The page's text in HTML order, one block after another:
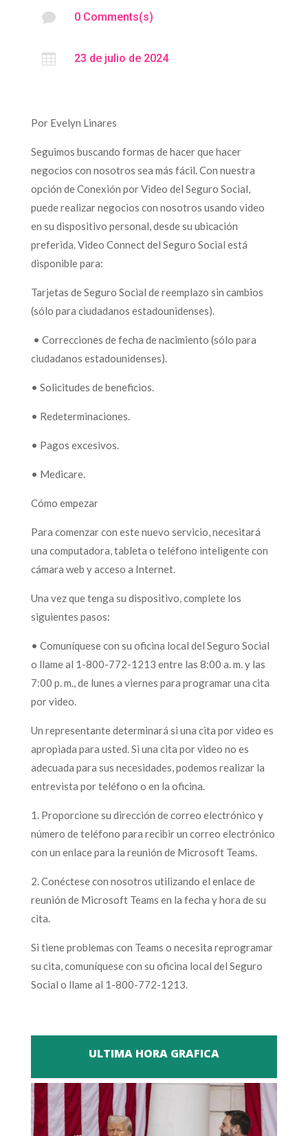
 0 Comments(s)
 23 de julio de 2024
Por Evelyn Linares
Seguimos buscando formas de hacer que hacer
negocios con nosotros sea más fácil. Con nuestra
opción de Conexión por Video del Seguro Social,
puede realizar negocios con nosotros usando video
en su dispositivo personal, desde su ubicación
preferida. Video Connect del Seguro Social está
disponible para:
Tarjetas de Seguro Social de reemplazo sin cambios
(sólo para ciudadanos estadounidenses).
• Correcciones de fecha de nacimiento (sólo para
ciudadanos estadounidenses).
• Solicitudes de beneficios.
• Redeterminaciones.
• Pagos excesivos.
• Medicare.
Cómo empezar
Para comenzar con este nuevo servicio, necesitará
una computadora, tableta o teléfono inteligente con
cámara web y acceso a Internet.
Una vez que tenga su dispositivo, complete los
siguientes pasos:
• Comuníquese con su oficina local del Seguro Social
o llame al 1-800-772-1213 entre las 8:00 a. m. y las
7:00 p. m., de lunes a viernes para programar una cita
por video.
Un representante determinará si una cita por video es
apropiada para usted. Si una cita por video no es
adecuada para sus necesidades, podemos realizar la
entrevista por teléfono o en la oficina.
1. Proporcione su dirección de correo electrónico y
número de teléfono para recibir un correo electrónico
con un enlace para la reunión de Microsoft Teams.
2. Conéctese con nosotros utilizando el enlace de
reunión de Microsoft Teams en la fecha y hora de su
cita.
Si tiene problemas con Teams o necesita reprogramar
su cita, comuníquese con su oficina local del Seguro
Social o llame al 1-800-772-1213.
ULTIMA HORA GRAFICA